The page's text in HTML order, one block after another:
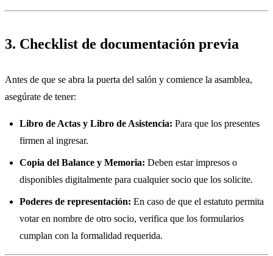
3. Checklist de documentación previa
Antes de que se abra la puerta del salón y comience la asamblea,
asegúrate de tener:
Libro de Actas y Libro de Asistencia: Para que los presentes
firmen al ingresar.
Copia del Balance y Memoria: Deben estar impresos o
disponibles digitalmente para cualquier socio que los solicite.
Poderes de representación: En caso de que el estatuto permita
votar en nombre de otro socio, verifica que los formularios
cumplan con la formalidad requerida.